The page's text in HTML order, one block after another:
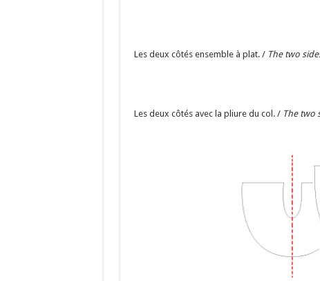
Les deux côtés ensemble à plat. /The two
Les deux côtés avec la pliure du col. / The two